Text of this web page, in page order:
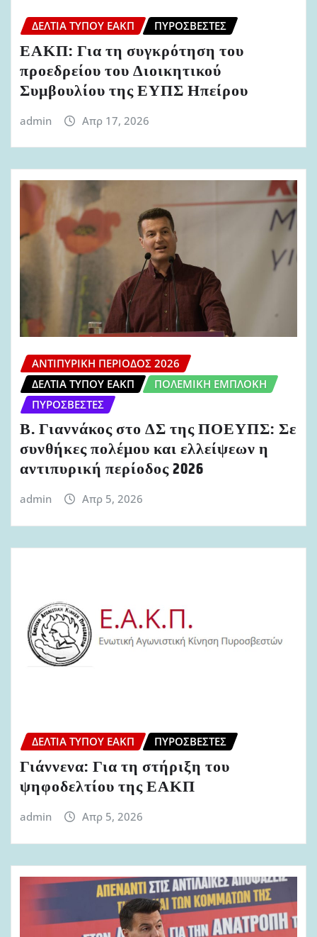
ΔΕΛΤΊΑ ΤΎΠΟΥ ΕΑΚΠ ΠΥΡΟΣΒΈΣΤΕΣ
ΕΑΚΠ: Για τη συγκρότηση του
προεδρείου του Διοικητικού
Συμβουλίου της ΕΥΠΣ Ηπείρου
admin Απρ 17, 2026
ΑΝΤΙΠΥΡΙΚΉ ΠΕΡΊΟΔΟΣ 2026
ΔΕΛΤΊΑ ΤΎΠΟΥ ΕΑΚΠ
ΠΟΛΕΜΙΚΉ ΕΜΠΛΟΚΉ
ΠΥΡΟΣΒΈΣΤΕΣ
Β. Γιαννάκος στο ΔΣ της ΠΟΕΥΠΣ: Σε
συνθήκες πολέμου και ελλείψεων η
αντιπυρική περίοδος 2026
admin Απρ 5, 2026
ΔΕΛΤΊΑ ΤΎΠΟΥ ΕΑΚΠ ΠΥΡΟΣΒΈΣΤΕΣ
Γιάννενα: Για τη στήριξη του
ψηφοδελτίου της ΕΑΚΠ
admin Απρ 5, 2026